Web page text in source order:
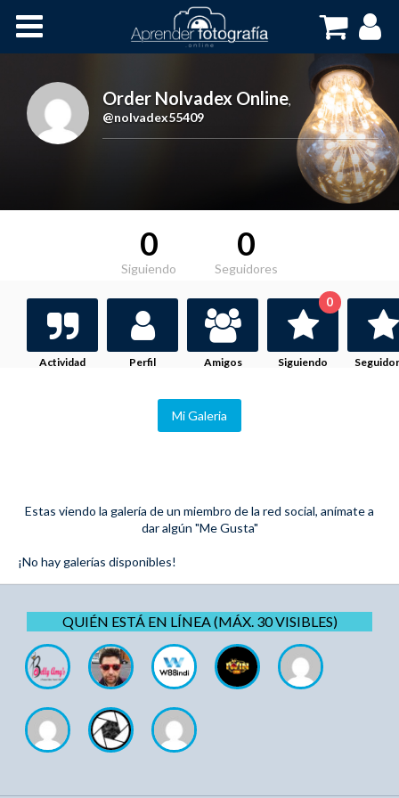
Cursos OnLine
Order Nolvadex Online,
@nolvadex55409
0
Siguiendo
0
Seguidores
Actividad Perfil Amigos Siguiendo
0
Mi Galeria
Estas viendo la galería de un miembro de la red social, anímate a
dar algún "Me Gusta"
¡No hay galerías disponibles!
QUIÉN ESTÁ EN LÍNEA (MÁX. 30 VISIBLES)